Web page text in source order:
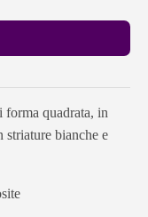
forma quadrata, in
striature bianche e